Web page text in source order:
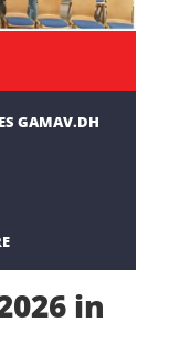
GAMAV.DH
in